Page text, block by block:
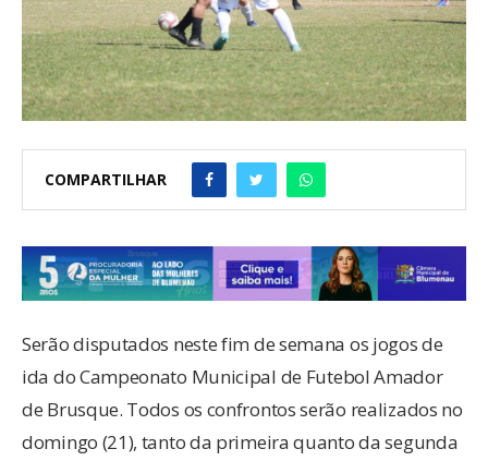
COMPARTILHAR
Serão disputados neste fim de semana os jogos de
ida do Campeonato Municipal de Futebol Amador
de Brusque. Todos os confrontos serão realizados no
domingo (21), tanto da primeira quanto da segunda